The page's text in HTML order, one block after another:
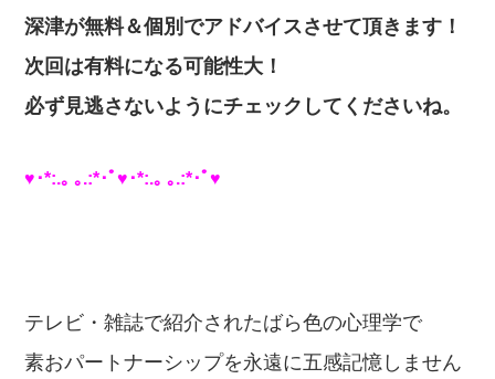
深津が無料＆個別でアドバイスさせて頂きます！
次回は有料になる可能性大！
必ず見逃さないようにチェックしてくださいね。
♥･*:.｡ ｡.:*･ﾟ♥･*:.｡ ｡.:*･ﾟ♥
テレビ・雑誌で紹介されたばら色の心理学で
素おパートナーシップを永遠に五感記憶しません